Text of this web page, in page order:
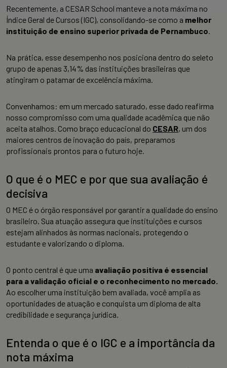
Recentemente, a CESAR School manteve a nota máxima no
Índice Geral de Cursos (IGC), consolidando-se como a melhor
instituição de ensino superior privada de Pernambuco.
Na prática, esse desempenho nos posiciona dentro do seleto
grupo de apenas 3,14% das instituições brasileiras que
atingiram o patamar de excelência máxima.
Convenhamos: em um mercado saturado, esse dado reafirma
nosso compromisso com uma qualidade acadêmica que não
aceita atalhos. Como braço educacional do CESAR, um dos
maiores centros de inovação do país, preparamos
profissionais prontos para o futuro hoje.
O que é o MEC e por que sua avaliação é
decisiva
O MEC é o órgão responsável por garantir a qualidade do ensino
brasileiro. Sua atuação assegura que instituições e cursos
estejam alinhados às normas nacionais, protegendo o
estudante e valorizando o diploma.
O ponto central é que uma avaliação positiva é essencial
para a validação oficial e o reconhecimento no mercado.
Ao escolher uma instituição bem avaliada, você amplia as
oportunidades de atuação e conquista um diploma de alta
credibilidade e segurança jurídica.
Entenda o que é o IGC e a importância da
nota máxima